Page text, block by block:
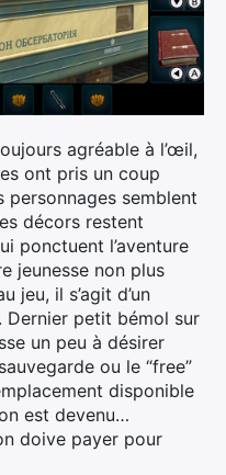
agréable à l’œil,
ont pris un coup
personnages semblent
décors restent
ponctuent l’aventure
jeunesse non plus
jeu, il s’agit d’un
Dernier petit bémol sur
un peu à désirer
ou le “free”
disponible
est devenu…
doive payer pour